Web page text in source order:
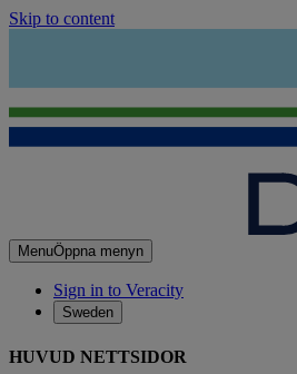
Skip to content
MenuÖppna menyn
Sign in to Veracity
Sweden
HUVUD NETTSIDOR